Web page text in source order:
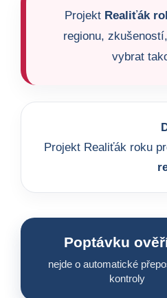
Projekt Realiťák
regionu,
vybrat
Projekt Realiťák roku
Poptávku
nejde o automatické
kontroly